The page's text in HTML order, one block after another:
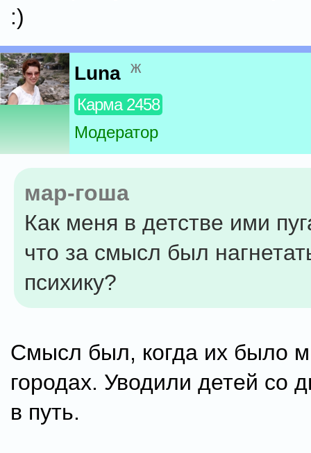
:)
Luna ж
Карма 2458
Модератор
мар-гоша
Как меня в детстве ими
что за смысл был
психику?
Смысл был, когда их было
городах. Уводили детей со
в путь.